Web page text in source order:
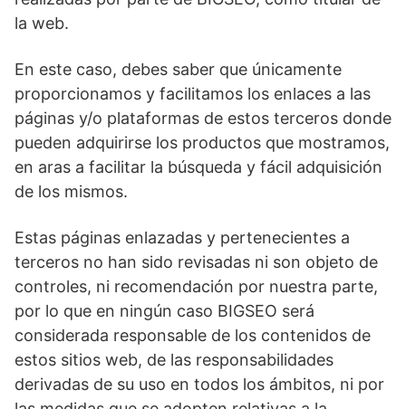
la web.
En este caso, debes saber que únicamente
proporcionamos y facilitamos los enlaces a las
páginas y/o plataformas de estos terceros donde
pueden adquirirse los productos que mostramos,
en aras a facilitar la búsqueda y fácil adquisición
de los mismos.
Estas páginas enlazadas y pertenecientes a
terceros no han sido revisadas ni son objeto de
controles, ni recomendación por nuestra parte,
por lo que en ningún caso BIGSEO será
considerada responsable de los contenidos de
estos sitios web, de las responsabilidades
derivadas de su uso en todos los ámbitos, ni por